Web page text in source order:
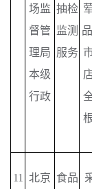
场监
督管
理局
本级
行政
抽检
监测
服务
11
北京 食品